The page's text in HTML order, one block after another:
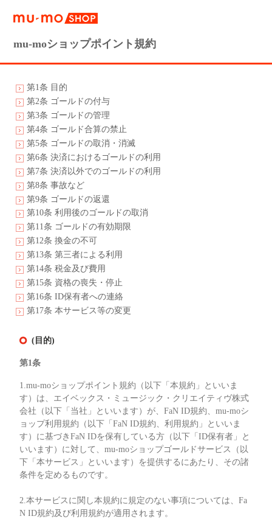
mu-moショップポイント規約
第1条 目的
第2条 ゴールドの付与
第3条 ゴールドの管理
第4条 ゴールド合算の禁止
第5条 ゴールドの取消・消滅
第6条 決済におけるゴールドの利用
第7条 決済以外でのゴールドの利用
第8条 事故など
第9条 ゴールドの返還
第10条 利用後のゴールドの取消
第11条 ゴールドの有効期限
第12条 換金の不可
第13条 第三者による利用
第14条 税金及び費用
第15条 資格の喪失・停止
第16条 ID保有者への連絡
第17条 本サービス等の変更
(目的)
第1条
1.mu-moショップポイント規約（以下「本規約」といいま
す）は、エイベックス・ミュージック・クリエイティヴ株式
会社（以下「当社」といいます）が、FaN ID規約、mu-moシ
ョップ利用規約（以下「FaN ID規約、利用規約」といいま
す）に基づきFaN IDを保有している方（以下「ID保有者」と
いいます）に対して、mu-moショップゴールドサービス（以
下「本サービス」といいます）を提供するにあたり、その諸
条件を定めるものです。
2.本サービスに関し本規約に規定のない事項については、Fa
N ID規約及び利用規約が適用されます。